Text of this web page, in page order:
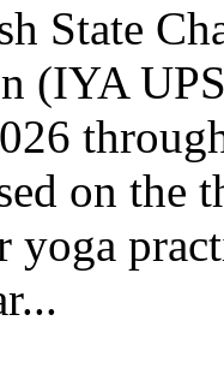
State
(IYA
on the